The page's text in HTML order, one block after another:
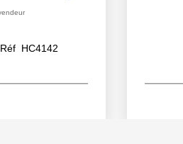
Réf HC4142